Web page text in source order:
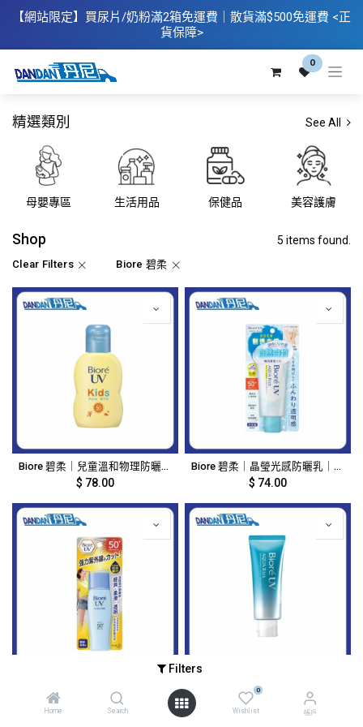
Filters
Home Search
0
Wishlist 帳戶
【網站限定】 買尿片/奶粉滿2箱免運費｜散​貨滿$500免運費 <正
貨保障>
0
精選類別 See All
母嬰專區 生活用品 保健品 美容護膚
Shop 5 items found.
Clear Filters Biore 碧柔
Biore 碧柔｜兒童溫和物理防曬乳液｜70ml｜16697
$ 78.00
Biore 碧柔｜晶瑩光感防曬乳｜70g｜16693
$ 74.00
67.00 $74.00